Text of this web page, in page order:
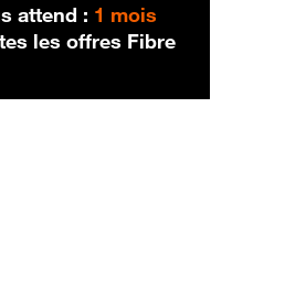
attend : 1 mois
les offres Fibre